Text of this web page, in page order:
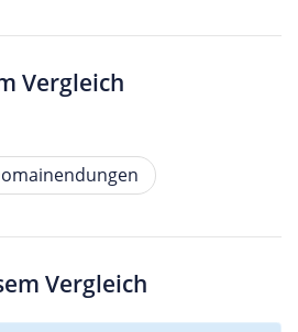
Vergleich
Vergleich